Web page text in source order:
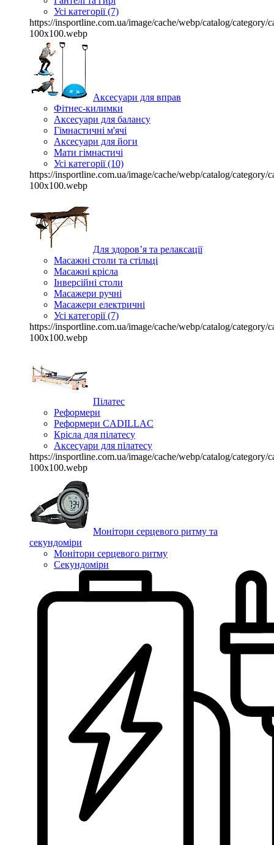
Усі категорії (7)
https://insportline.com.ua/image/cache/webp/catalog/category/
100x100.webp
Аксесуари для вправ
Фітнес-килимки
Аксесуари для балансу
Гімнастичні м'ячі
Аксесуари для йоги
Мати гімнастичі
Усі категорії (10)
https://insportline.com.ua/image/cache/webp/catalog/category/
100x100.webp
Для здоров’я та релаксації
Масажні столи та стільці
Масажні крісла
Інверсійні столи
Масажери ручні
Масажери електричні
Усі категорії (7)
https://insportline.com.ua/image/cache/webp/catalog/category/
100x100.webp
Пілатес
Реформери
Реформери CADILLAC
Крісла для пілатесу
Аксесуари для пілатесу
https://insportline.com.ua/image/cache/webp/catalog/category/
100x100.webp
Монітори серцевого ритму та
секундоміри
Монітори серцевого ритму
Секундоміри